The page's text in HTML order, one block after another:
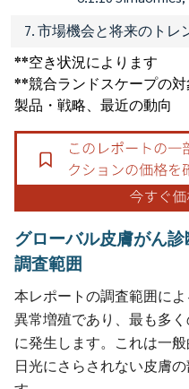
7. 市場機会と将来のトレ
**空き状況によります
**競合ランドスケープの対
製品・戦略、最近の動向
グローバル皮膚がん
調査範囲
本レポートの調査範囲に
異常増殖であり、最も多
に発生します。これは一
日光にさらされない皮膚